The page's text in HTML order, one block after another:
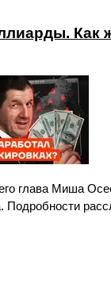
Как
глава Миша
Подробности